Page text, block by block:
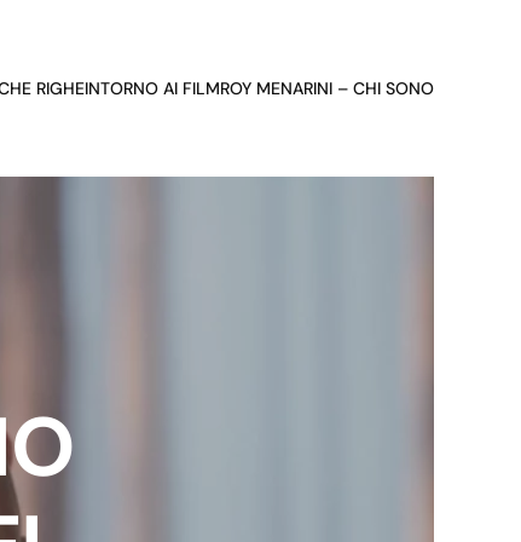
RIGHEINTORNO AI FILMROY MENARINI – CHI SONO